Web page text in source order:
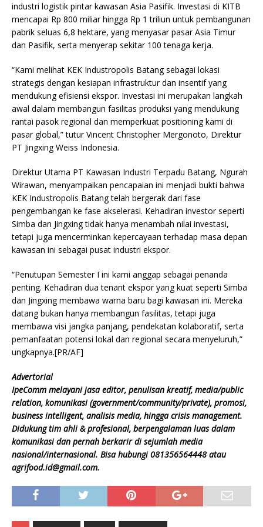
industri logistik pintar kawasan Asia Pasifik. Investasi di KITB
mencapai Rp 800 miliar hingga Rp 1 triliun untuk pembangunan
pabrik seluas 6,8 hektare, yang menyasar pasar Asia Timur
dan Pasifik, serta menyerap sekitar 100 tenaga kerja.
“Kami melihat KEK Industropolis Batang sebagai lokasi
strategis dengan kesiapan infrastruktur dan insentif yang
mendukung efisiensi ekspor. Investasi ini merupakan langkah
awal dalam membangun fasilitas produksi yang mendukung
rantai pasok regional dan memperkuat positioning kami di
pasar global,” tutur Vincent Christopher Mergonoto, Direktur
PT Jingxing Weiss Indonesia.
Direktur Utama PT Kawasan Industri Terpadu Batang, Ngurah
Wirawan, menyampaikan pencapaian ini menjadi bukti bahwa
KEK Industropolis Batang telah bergerak dari fase
pengembangan ke fase akselerasi. Kehadiran investor seperti
Simba dan Jingxing tidak hanya menambah nilai investasi,
tetapi juga mencerminkan kepercayaan terhadap masa depan
kawasan ini sebagai pusat industri ekspor.
“Penutupan Semester I ini kami anggap sebagai penanda
penting. Kehadiran dua tenant ekspor yang kuat seperti Simba
dan Jingxing membawa warna baru bagi kawasan ini. Mereka
datang bukan hanya membangun fasilitas, tetapi juga
membawa visi jangka panjang, pendekatan kolaboratif, serta
pemanfaatan potensi lokal dan regional secara menyeluruh,”
ungkapnya.[PR/AF]
Advertorial
IpeComm melayani jasa editor, penulisan kreatif, media/public
relation, komunikasi (government/community/private), promosi,
business intelligent, analisis media, hingga crisis management.
Didukung tim ahli & profesional, berpengalaman luas dalam
komunikasi dan pernah berkarir di sejumlah media
nasional/internasional. Bisa hubungi 081356564448 atau
agrifood.id@gmail.com.